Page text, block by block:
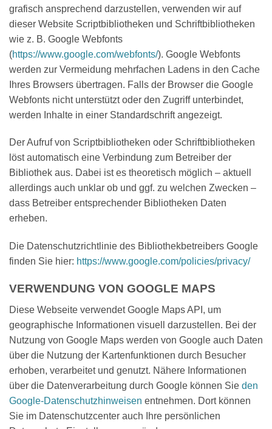
grafisch ansprechend darzustellen, verwenden wir auf
dieser Website Scriptbibliotheken und Schriftbibliotheken
wie z. B. Google Webfonts
(https://www.google.com/webfonts/). Google Webfonts
werden zur Vermeidung mehrfachen Ladens in den Cache
Ihres Browsers übertragen. Falls der Browser die Google
Webfonts nicht unterstützt oder den Zugriff unterbindet,
werden Inhalte in einer Standardschrift angezeigt.
Der Aufruf von Scriptbibliotheken oder Schriftbibliotheken
löst automatisch eine Verbindung zum Betreiber der
Bibliothek aus. Dabei ist es theoretisch möglich – aktuell
allerdings auch unklar ob und ggf. zu welchen Zwecken –
dass Betreiber entsprechender Bibliotheken Daten
erheben.
Die Datenschutzrichtlinie des Bibliothekbetreibers Google
finden Sie hier: https://www.google.com/policies/privacy/
VERWENDUNG VON GOOGLE MAPS
Diese Webseite verwendet Google Maps API, um
geographische Informationen visuell darzustellen. Bei der
Nutzung von Google Maps werden von Google auch Daten
über die Nutzung der Kartenfunktionen durch Besucher
erhoben, verarbeitet und genutzt. Nähere Informationen
über die Datenverarbeitung durch Google können Sie den
Google-Datenschutzhinweisen entnehmen. Dort können
Sie im Datenschutzcenter auch Ihre persönlichen